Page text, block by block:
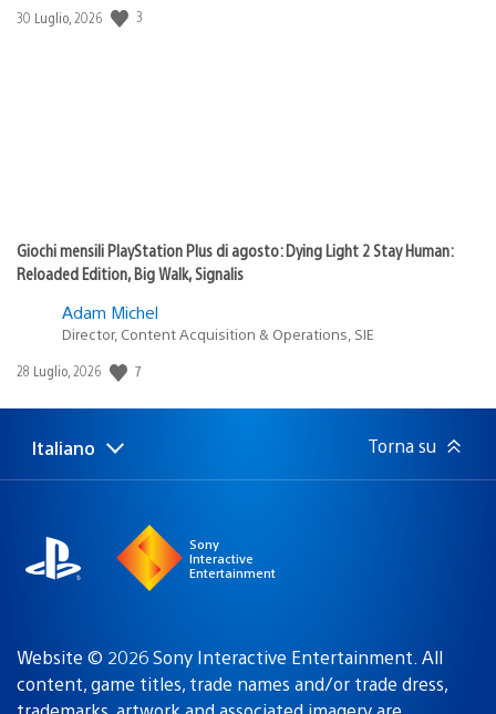
Data
30 Luglio, 2026 3
Giochi mensili PlayStation Plus di agosto: Dying Light 2 Stay Human:
Reloaded Edition, Big Walk, Signalis
Adam Michel
Director, Content Acquisition & Operations, SIE
Data
pubblicazione:
28 Luglio, 2026 7
Seleziona
una
Regione
attuale:
Italiano Torna su
Sony
Interactive
Entertainment
Website © 2026 Sony Interactive Entertainment. All
content, game titles, trade names and/or trade dress,